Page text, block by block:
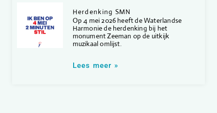
Herdenking SMN
Op 4 mei 2026 heeft de Waterlandse
Harmonie de herdenking bij het
monument Zeeman op de uitkijk
muzikaal omlijst.
Lees meer »